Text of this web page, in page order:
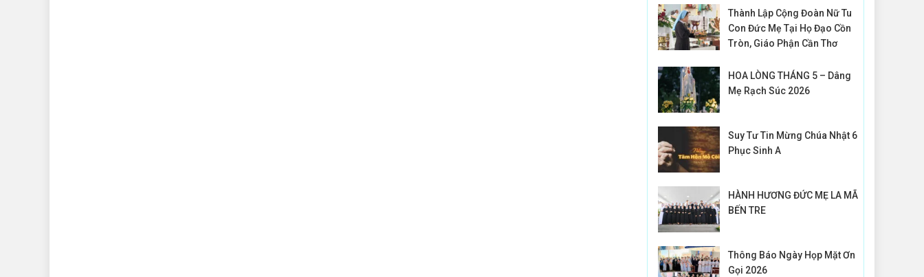
Thành Lập Cộng Đoàn Nữ Tu
Con Đức Mẹ Tại Họ Đạo Cồn
Tròn, Giáo Phận Cần Thơ
HOA LÒNG THÁNG 5 – Dâng
Mẹ Rạch Súc 2026
Suy Tư Tin Mừng Chúa Nhật 6
Phục Sinh A
HÀNH HƯƠNG ĐỨC MẸ LA MÃ
BẾN TRE
Thông Báo Ngày Họp Mặt Ơn
Gọi 2026